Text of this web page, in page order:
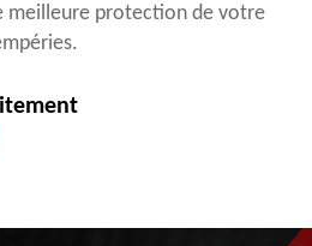
meilleure protection de votre